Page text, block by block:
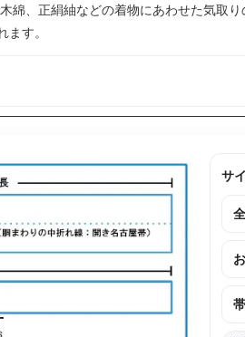
綿、正絹紬などの着物にあわせた気取
ます。
サ